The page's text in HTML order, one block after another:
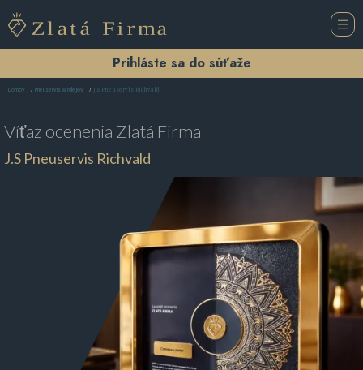
Prihláste sa do súťaže
Domov Pneuservis Bardejov J.S Pneuservis Richvald
Víťaz ocenenia Zlatá Firma
J.S Pneuservis Richvald